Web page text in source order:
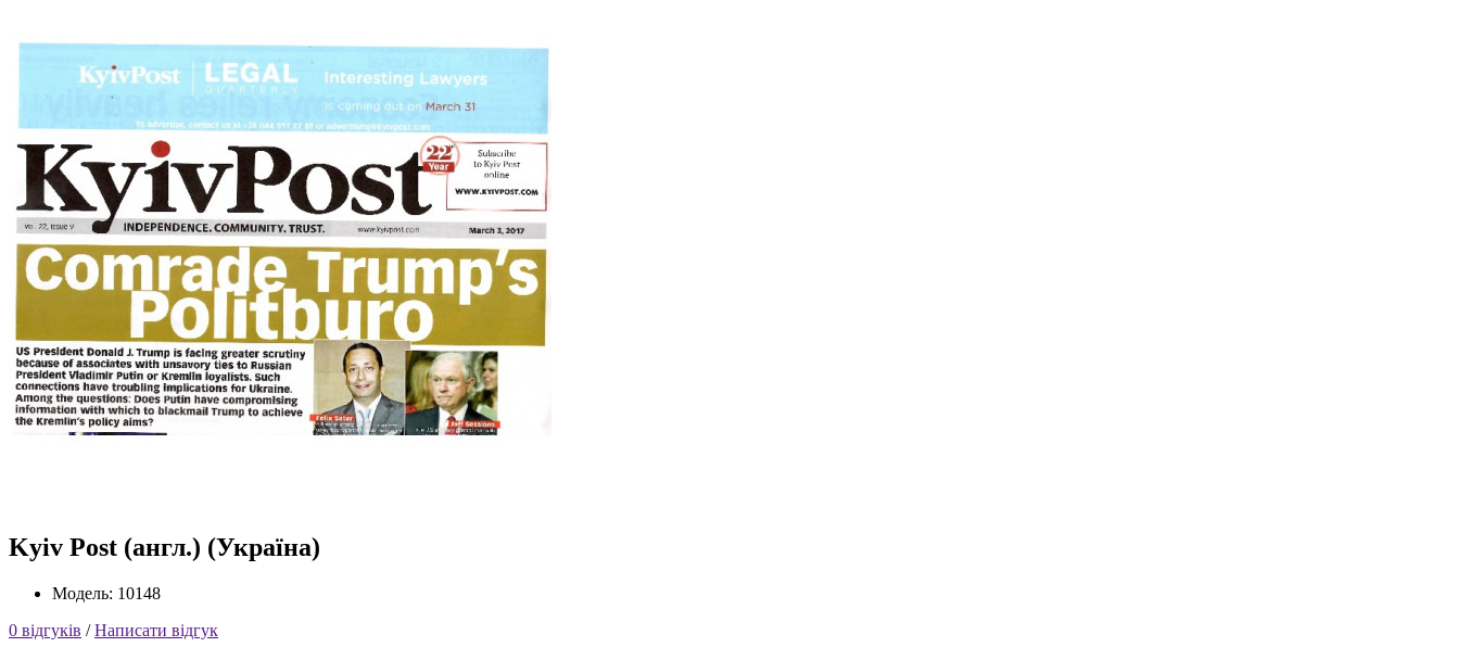
Kyiv Post (англ.) (Україна)
Модель: 10148
0 відгуків /Написати відгук